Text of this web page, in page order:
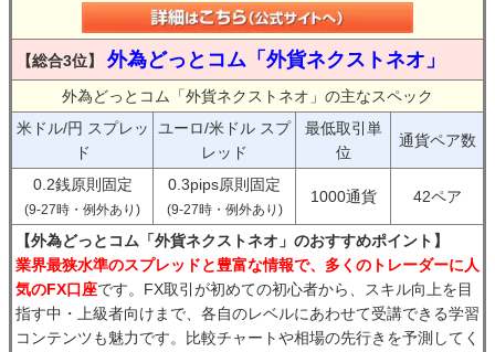
【総合3位】 外為どっとコム「外貨ネクストネオ」
外為どっとコム「外貨ネクストネオ」の主なスペック
米ドル/円 スプレッ
ド
ユーロ/米ドル スプ
レッド
最低取引単
位
通貨ペア数
0.2銭原則固定
(9-27時・例外あり)
0.3pips原則固定
(9-27時・例外あり)
1000通貨 42ペア
【外為どっとコム「外貨ネクストネオ」のおすすめポイント】
業界最狭水準のスプレッドと豊富な情報で、多くのトレーダーに人
気のFX口座です。FX取引が初めての初心者から、スキル向上を目
指す中・上級者向けまで、各自のレベルにあわせて受講できる学習
コンテンツも魅力です。比較チャートや相場の先行きを予測してく